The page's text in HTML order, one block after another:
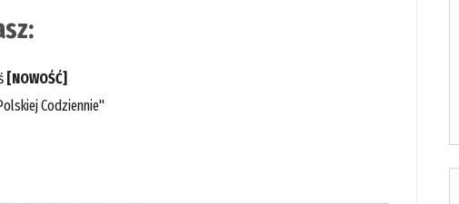
[NOWOŚĆ]
Codziennie"